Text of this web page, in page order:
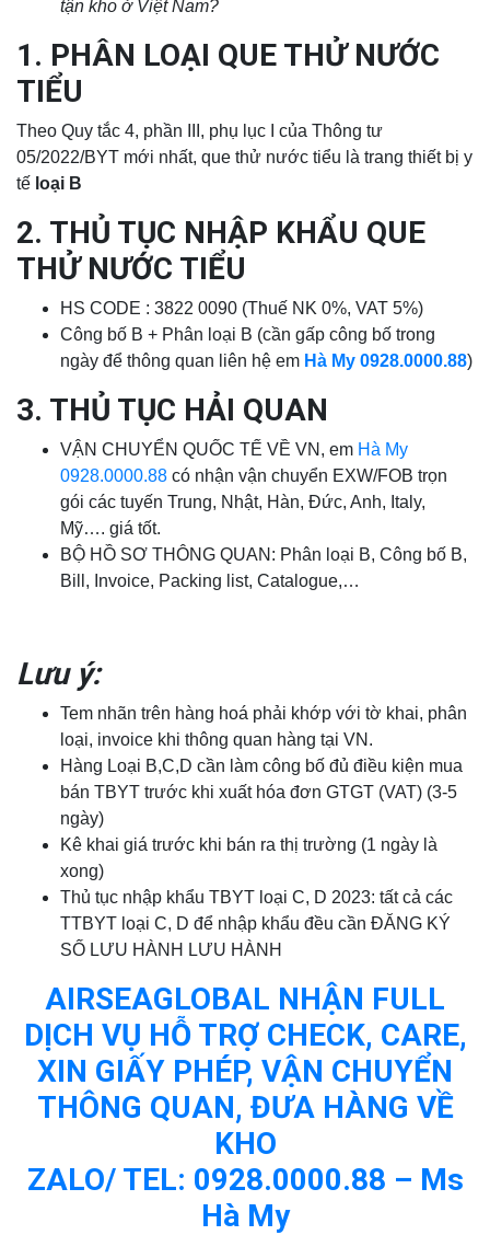
tận kho ở Việt Nam?
1. PHÂN LOẠI QUE THỬ NƯỚC
TIỂU
Theo Quy tắc 4, phần III, phụ lục I của Thông tư
05/2022/BYT mới nhất, que thử nước tiểu là trang thiết bị y
tế loại B
2. THỦ TỤC NHẬP KHẨU QUE
THỬ NƯỚC TIỂU
HS CODE : 3822 0090 (Thuế NK 0%, VAT 5%)
Công bố B + Phân loại B (cần gấp công bố trong
ngày để thông quan liên hệ em Hà My 0928.0000.88)
3. THỦ TỤC HẢI QUAN
VẬN CHUYỂN QUỐC TẾ VỀ VN, em Hà My
0928.0000.88 có nhận vận chuyển EXW/FOB trọn
gói các tuyến Trung, Nhật, Hàn, Đức, Anh, Italy,
Mỹ…. giá tốt.
BỘ HỒ SƠ THÔNG QUAN: Phân loại B, Công bố B,
Bill, Invoice, Packing list, Catalogue,…
Lưu ý:
Tem nhãn trên hàng hoá phải khớp với tờ khai, phân
loại, invoice khi thông quan hàng tại VN.
Hàng Loại B,C,D cần làm công bố đủ điều kiện mua
bán TBYT trước khi xuất hóa đơn GTGT (VAT) (3-5
ngày)
Kê khai giá trước khi bán ra thị trường (1 ngày là
xong)
Thủ tục nhập khẩu TBYT loại C, D 2023: tất cả các
TTBYT loại C, D để nhập khẩu đều cần ĐĂNG KÝ
SỐ LƯU HÀNH LƯU HÀNH
AIRSEAGLOBAL NHẬN FULL
DỊCH VỤ HỖ TRỢ CHECK, CARE,
XIN GIẤY PHÉP, VẬN CHUYỂN
THÔNG QUAN, ĐƯA HÀNG VỀ
KHO
ZALO/ TEL: 0928.0000.88 – Ms
Hà My